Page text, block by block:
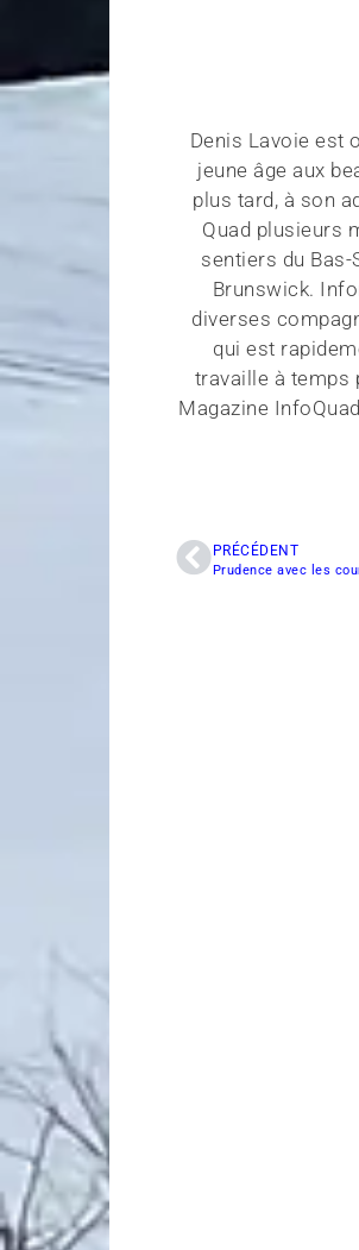
Denis Lavoie est
jeune âge aux
plus tard, à son
Quad plusieurs
sentiers du Bas-
Brunswick.
diverses
qui est
travaille à temps
Magazine
PRÉCÉDENT